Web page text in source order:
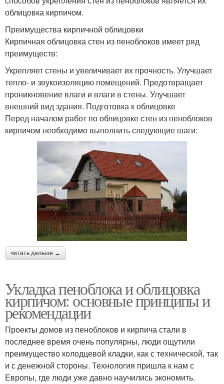
облицовка кирпичом.
Преимущества кирпичной облицовки
Кирпичная облицовка стен из пеноблоков имеет ряд
преимуществ:
Укрепляет стены и увеличивает их прочность. Улучшает
тепло- и звукоизоляцию помещений. Предотвращает
проникновение влаги и влаги в стены. Улучшает
внешний вид здания. Подготовка к облицовке
Перед началом работ по облицовке стен из пеноблоков
кирпичом необходимо выполнить следующие шаги:
читать дальше →
Укладка пеноблока и облицовка
кирпичом: основные принципы и
рекомендации
Проекты домов из пеноблоков и кирпича стали в
последнее время очень популярны, люди ощутили
преимущество колодцевой кладки, как с технической, так
и с денежной стороны. Технология пришла к нам с
Европы, где люди уже давно научились экономить.